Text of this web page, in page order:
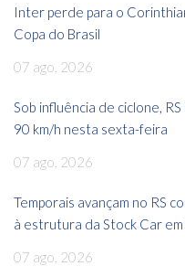
Inter perde para o
Copa do Brasil
07 ago, 2026
Sob influência de ciclone,
90 km/h nesta sexta-feira
07 ago, 2026
Temporais avançam no RS
à estrutura da Stock Car em
07 ago, 2026